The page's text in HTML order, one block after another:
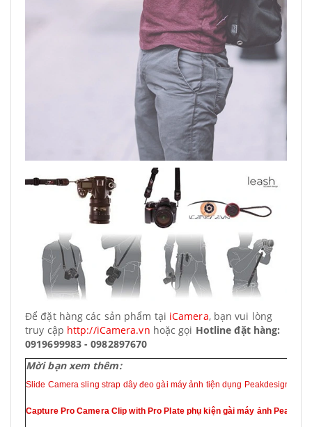
Để đặt hàng các sản phẩm tại iCamera, bạn vui lòng
truy cập http://iCamera.vn hoặc gọi Hotline đặt hàng:
0919699983 - 0982897670
Mời bạn xem thêm:
Slide Camera sling strap dây đeo gài máy ảnh tiện dụng Peakdesign
Capture Pro Camera Clip with Pro Plate phụ kiện gài máy ảnh Peak